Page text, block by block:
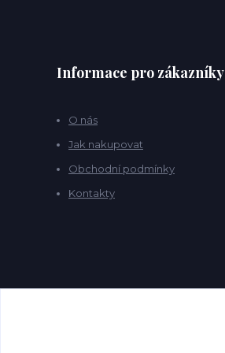
Informace pro zákazníky
O nás
Jak nakupovat
Obchodní podmínky
Kontakty